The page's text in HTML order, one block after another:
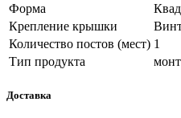
Форма
Крепление крышки
Количество постов (мест) 1
Тип продукта
Доставка